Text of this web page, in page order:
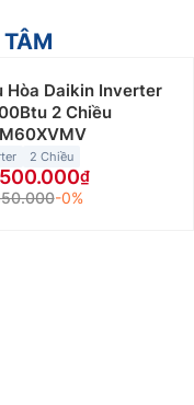
Hòa Daikin Inverter
2 Chiều
2 Chiều
-0%